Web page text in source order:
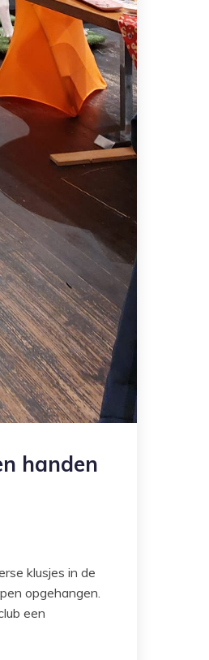
handen
klusjes in de
opgehangen.
een